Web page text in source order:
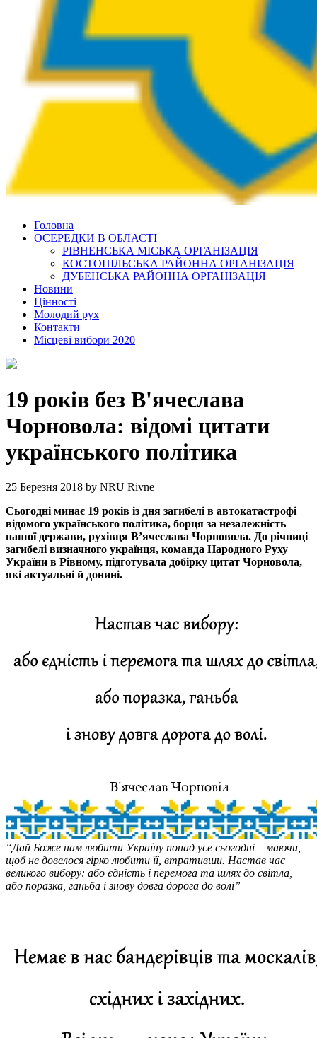
Головна
ОСЕРЕДКИ В ОБЛАСТІ
РІВНЕНСЬКА МІСЬКА ОРГАНІЗАЦІЯ
КОСТОПІЛЬСЬКА РАЙОННА ОРГАНІЗАЦІЯ
ДУБЕНСЬКА РАЙОННА ОРГАНІЗАЦІЯ
Новини
Цінності
Молодий рух
Контакти
Місцеві вибори 2020
19 років без В'ячеслава
Чорновола: відомі цитати
українського політика
25 Березня 2018 by NRU Rivne
Сьогодні минає 19 років із дня загибелі в автокатастрофі
відомого українського політика, борця за незалежність
нашої держави, рухівця В’ячеслава Чорновола. До річниці
загибелі визначного українця, команда Народного Руху
України в Рівному, підготувала добірку цитат Чорновола,
які актуальні й донині.
“Дай Боже нам любити Україну понад усе сьогодні – маючи,
щоб не довелося гірко любити її, втративши. Настав час
великого вибору: або єдність і перемога та шлях до світла,
або поразка, ганьба і знову довга дорога до волі”